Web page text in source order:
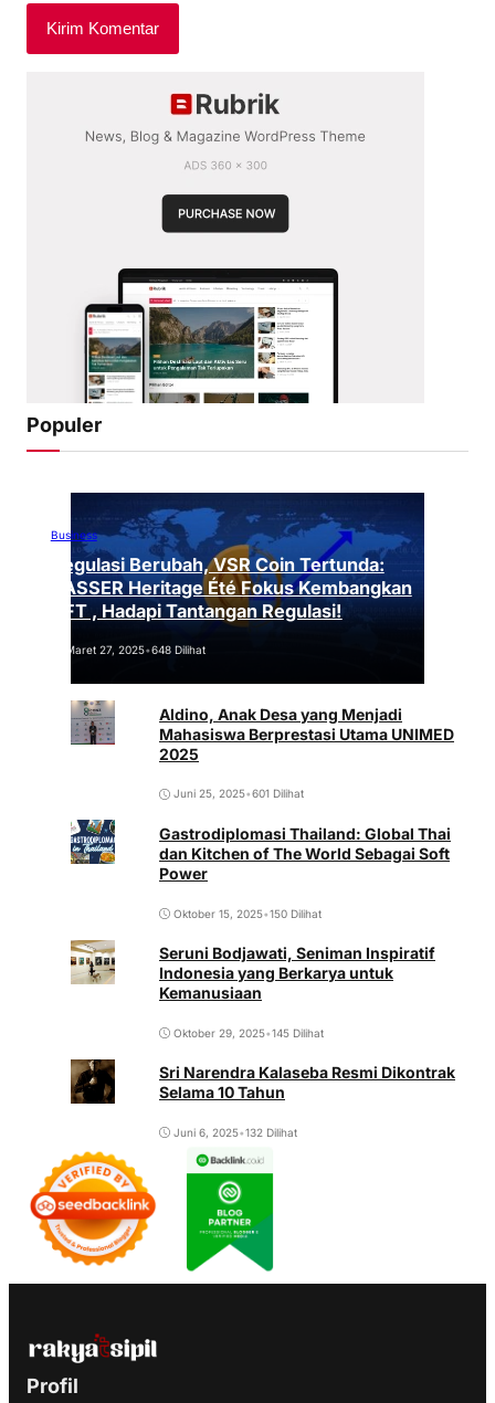
Populer
Business
Regulasi Berubah, VSR Coin Tertunda:
VASSER Heritage Été Fokus Kembangkan
NFT , Hadapi Tantangan Regulasi!
Maret 27, 2025•648 Dilihat
Aldino, Anak Desa yang Menjadi
Mahasiswa Berprestasi Utama UNIMED
2025
Juni 25, 2025•601 Dilihat
Gastrodiplomasi Thailand: Global Thai
dan Kitchen of The World Sebagai Soft
Power
Oktober 15, 2025•150 Dilihat
Seruni Bodjawati, Seniman Inspiratif
Indonesia yang Berkarya untuk
Kemanusiaan
Oktober 29, 2025•145 Dilihat
Sri Narendra Kalaseba Resmi Dikontrak
Selama 10 Tahun
Juni 6, 2025•132 Dilihat
Profil